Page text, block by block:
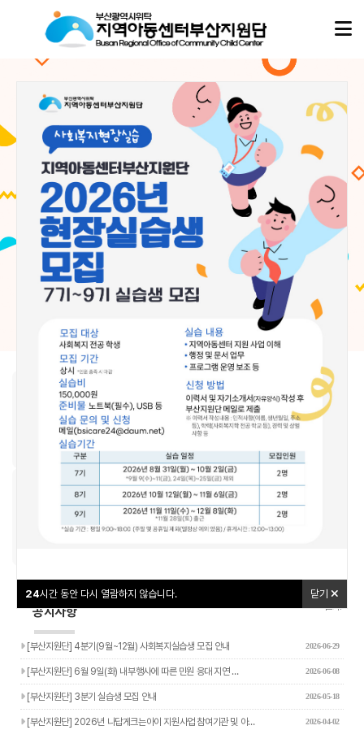
시간 동안 다시 열람하지 않습니다.
시간 동안 다시 열람하지 않습니다.
24시간 동안 다시 열람하지 않습니다. 닫기
아동이행복한 세상,
지역아동센터부산지원단
이 함께합니다.
지역아동센터부산지원단은
부산지역 16개 구·군의 모든 지역아동센터, 협동돌봄센터와 함께하며
아이들의 성장과 돌봄이 흔들리지 않도록 현장의 곁에서 따뜻한 울타리가 되겠습니다.
아동이행복한 세상,
지역아동센터부산지원단
이 함께합니다.
지역아동센터부산지원단은
부산지역 16개 구·군의 모든 지역아동센터, 협동돌봄센터와 함께하며
아이들의 성장과 돌봄이 흔들리지 않도록 현장의 곁에서 따뜻한 울타리가 되겠습니다.
02
우리동네돌봄지도 교육신청
공지사항 더보기+
[부산지원단] 4분기(9월~12월) 사회복지실습생 모집 안내 2026-06-29
[부산지원단] 6월 9일(화) 내부행사에 따른 민원 응대 지연 … 2026-06-08
[부산지원단] 3분기 실습생 모집 안내 2026-05-18
[부산지원단] 2026년 나답게크는아이 지원사업 참여기관 및 아… 2026-04-02